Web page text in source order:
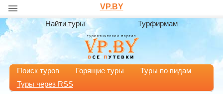
VP.BY
Найти туры Турфирмам
Поиск туров Горящие туры
Туры по видам
Туры через RSS